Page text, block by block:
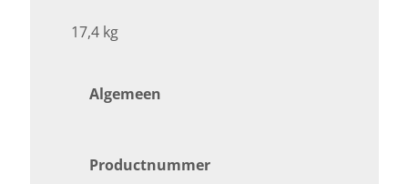
17,4 kg
Algemeen
Productnummer